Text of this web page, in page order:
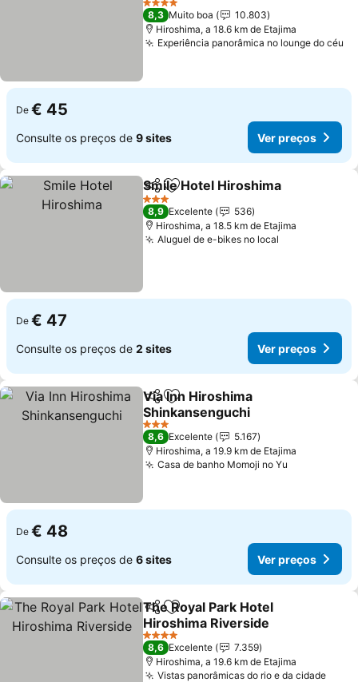
4 Estrelas
8,3 Muito boa
10.803
Hiroshima, a 18.6 km de Etajima
Experiência panorâmica no lounge do céu
De € 45
Consulte os preços de 9 sites Ver preços
PartilharAdicionar aos favoritos
Smile Hotel Hiroshima
3 Estrelas
8,9 Excelente
536
Hiroshima, a 18.5 km de Etajima
Aluguel de e-bikes no local
De € 47
Consulte os preços de 2 sites Ver preços
PartilharAdicionar aos favoritos
Via Inn Hiroshima
Shinkansenguchi
3 Estrelas
8,6 Excelente
5.167
Hiroshima, a 19.9 km de Etajima
Casa de banho Momoji no Yu
De € 48
Consulte os preços de 6 sites Ver preços
PartilharAdicionar aos favoritos
The Royal Park Hotel
Hiroshima Riverside
4 Estrelas
8,6 Excelente
7.359
Hiroshima, a 19.6 km de Etajima
Vistas panorâmicas do rio e da cidade